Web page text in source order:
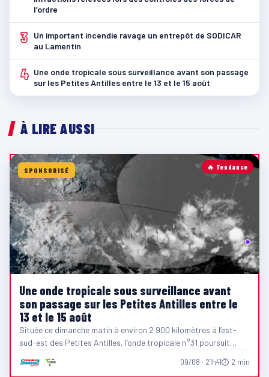
l’ordre
3
Un important incendie ravage un entrepôt de SODICAR
au Lamentin
4 Une onde tropicale sous surveillance avant son passage
sur les Petites Antilles entre le 13 et le 15 août
À LIRE AUSSI
🔥 Tendance
SPONSORISÉ
Une onde tropicale sous surveillance avant
son passage sur les Petites Antilles entre le
13 et le 15 août
Située ce dimanche matin à environ 2 900 kilomètres à l’est-
sud-est des Petites Antilles, l’onde tropicale n°31 poursuit…
09/08 · 21h41⏱ 2 min